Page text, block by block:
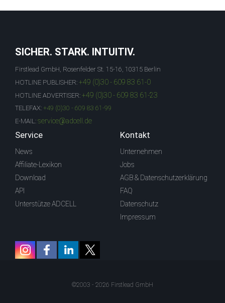
SICHER. STARK. INTUITIV.
Firstlead GmbH, Rosenfelder St. 15-16, 10315 Berlin
HOTLINE PUBLISHER: +49 (0)30 - 609 83 61-0
HOTLINE ADVERTISER: +49 (0)30 - 609 83 61-23
TELEFAX: +49 (0)30 - 609 83 61-99
E-MAIL: service@adcell.de
Service
News
Affiliate-Lexikon
Download
API
Unterstütze ADCELL
Kontakt
Unternehmen
Jobs
AGB & Datenschutzerklärung
FAQ
Datenschutz
Impressum
©2003 - 2026 Firstlead GmbH